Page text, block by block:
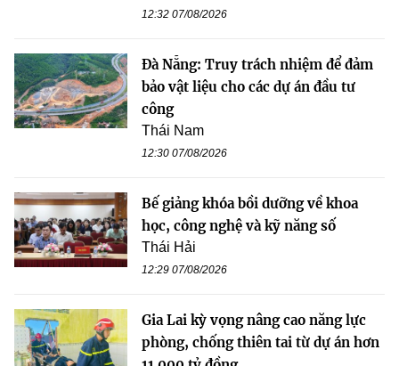
12:32 07/08/2026
Đà Nẵng: Truy trách nhiệm để đảm
bảo vật liệu cho các dự án đầu tư
công
Thái Nam
12:30 07/08/2026
Bế giảng khóa bồi dưỡng về khoa
học, công nghệ và kỹ năng số
Thái Hải
12:29 07/08/2026
Gia Lai kỳ vọng nâng cao năng lực
phòng, chống thiên tai từ dự án hơn